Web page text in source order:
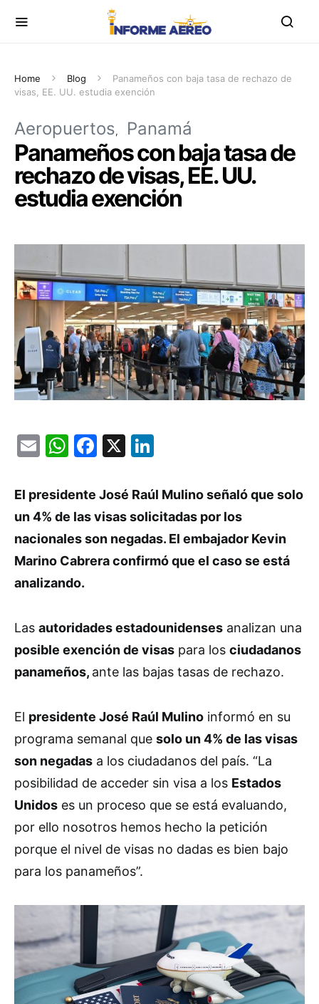
Home Blog
Panameños con baja tasa de rechazo de
visas, EE. UU. estudia exención
Aeropuertos Panamá
Panameños con baja tasa de
rechazo de visas, EE. UU.
estudia exención
EmailWhatsApp
Facebook
X
El presidente José Raúl Mulino señaló que solo
un 4% de las visas solicitadas por los
nacionales son negadas. El embajador Kevin
Marino Cabrera confirmó que el caso se está
analizando.
Las autoridades estadounidenses analizan una
posible exención de visas para los ciudadanos
panameños, ante las bajas tasas de rechazo.
El presidente José Raúl Mulino informó en su
programa semanal que solo un 4% de las visas
son negadas a los ciudadanos del país. “La
posibilidad de acceder sin visa a los Estados
Unidos es un proceso que se está evaluando,
por ello nosotros hemos hecho la petición
porque el nivel de visas no dadas es bien bajo
para los panameños”.